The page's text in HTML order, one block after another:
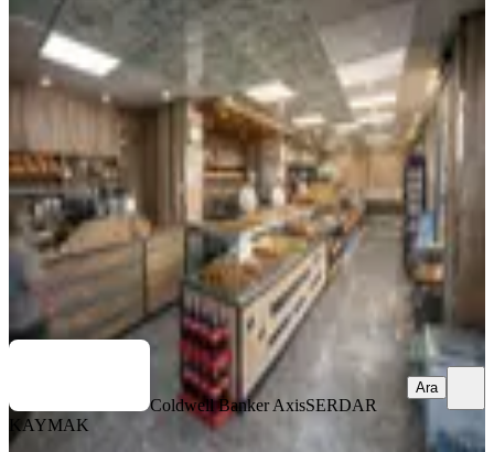
Ana Cadde Üzerinde Ekmek Ruhsatlı
Fırın Hazır Kurulu Devren
Muratpaşa, Sedir Mahallesi
·501 m² ·Düz Giriş (Zemin)· 20.02.2026
11.500.000 ₺12.250.000 ₺
Coldwell Banker AxisSERDAR KAYMAK
Coldwell Banker AxisSERDAR
KAYMAK
Ara